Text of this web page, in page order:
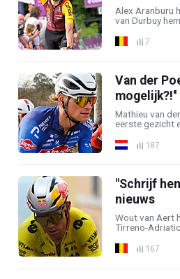
Alex Aranburu
van Durbuy
7
Van der
mogelijk?!''
Mathieu van
eerste gezicht
187
"Schrijf
nieuws
Wout van Aert
Tirreno-
167